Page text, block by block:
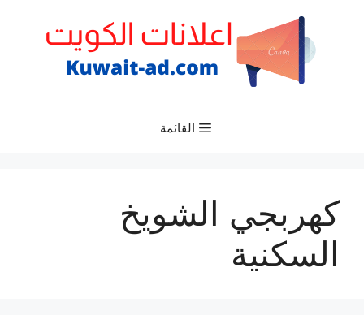
القائمة
كهربجي الشويخ
السكنية